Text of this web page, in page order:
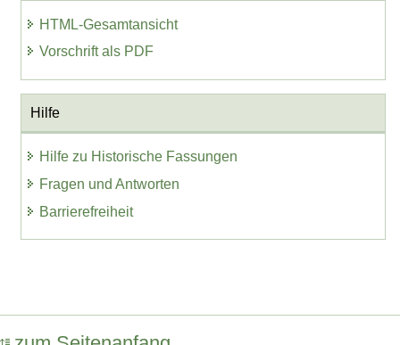
HTML-Gesamtansicht
Vorschrift als PDF
Hilfe
Hilfe zu Historische Fassungen
Fragen und Antworten
Barrierefreiheit